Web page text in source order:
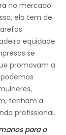
no mercado
ela tem de
equidade
se
promovam a
tenham a
profissional.
para o